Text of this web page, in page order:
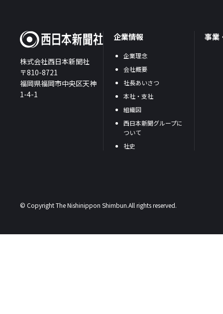
株式会社西日本新聞社
〒810-8721
福岡県福岡市中央区天神
1-4-1
企業情報
企業理念
会社概要
社長あいさつ
本社・支社
組織図
西日本新聞グループに
ついて
社史
事業
© Copyright The Nishinippon Shimbun.All rights reserved.